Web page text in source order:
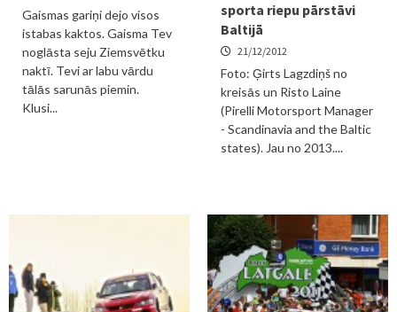
Gaismas gariņi dejo visos
istabas kaktos. Gaisma Tev
noglāsta seju Ziemsvētku
naktī. Tevi ar labu vārdu
tālās sarunās piemin.
Klusi...
sporta riepu pārstāvi
Baltijā
21/12/2012
Foto: Ģirts Lagzdiņš no
kreisās un Risto Laine
(Pirelli Motorsport Manager
- Scandinavia and the Baltic
states). Jau no 2013....